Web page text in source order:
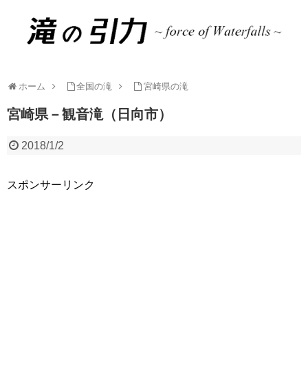
ホーム 全国の滝 宮崎県の滝
宮崎県－観音滝（日向市）
2018/1/2
スポンサーリンク